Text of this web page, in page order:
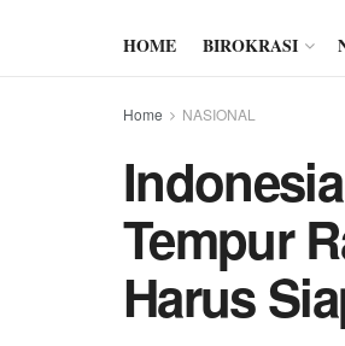
HOME BIROKRASI
Home NASIONAL
Tempur
Harus